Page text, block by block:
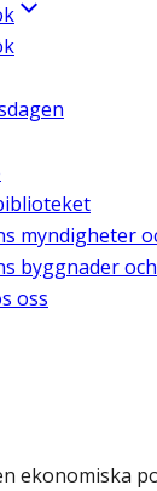
myndigheter
byggnader
oss
ekonomiska